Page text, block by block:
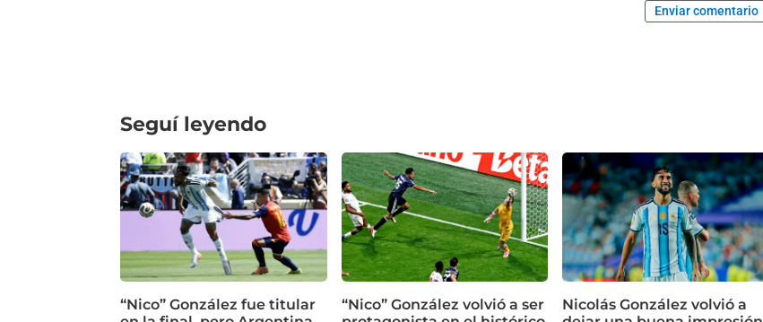
Enviar comentario
Seguí leyendo
“Nico” González fue titular
“Nico” González volvió a ser
Nicolás González volvió a